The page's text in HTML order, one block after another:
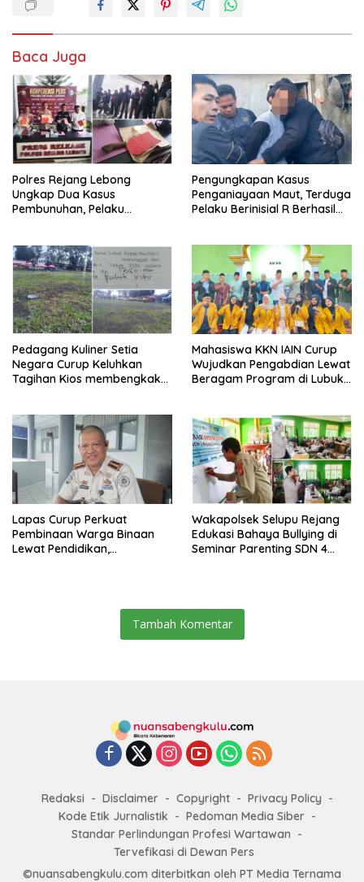
Baca Juga
Polres Rejang Lebong
Ungkap Dua Kasus
Pembunuhan, Pelaku
Pengungkapan Kasus
Penganiayaan Maut, Terduga
Pelaku Berinisial R Berhasil
Pedagang Kuliner Setia
Negara Curup Keluhkan
Tagihan Kios membengkak
Mahasiswa KKN IAIN Curup
Wujudkan Pengabdian Lewat
Beragam Program di Lubuk
Lapas Curup Perkuat
Pembinaan Warga Binaan
Lewat Pendidikan,
Wakapolsek Selupu Rejang
Edukasi Bahaya Bullying di
Seminar Parenting SDN 4
Tambah Komentar
Redaksi Disclaimer Copyright
Privacy Policy
Kode Etik Jurnalistik
Pedoman Media Siber
Standar Perlindungan Profesi Wartawan
Tervefikasi di Dewan Pers
©nuansabengkulu.com diterbitkan oleh PT Media Ternama